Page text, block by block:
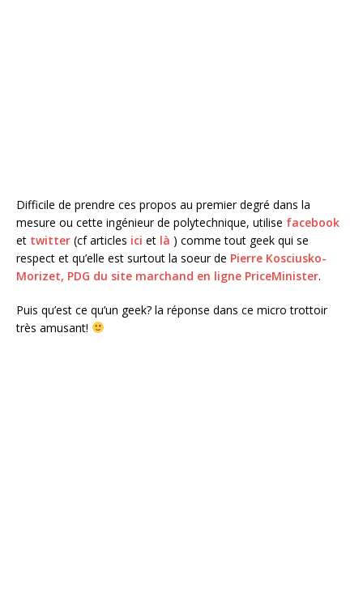
Difficile de prendre ces propos au premier degré dans la
mesure ou cette ingénieur de polytechnique, utilise facebook
et twitter (cf articles ici et là ) comme tout geek qui se
respect et qu’elle est surtout la soeur de Pierre Kosciusko-
Morizet, PDG du site marchand en ligne PriceMinister.
Puis qu’est ce qu’un geek? la réponse dans ce micro trottoir
très amusant!